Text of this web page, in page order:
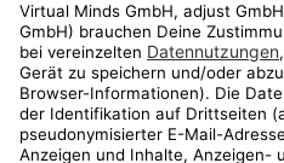
Shop
Aktionen
Travel